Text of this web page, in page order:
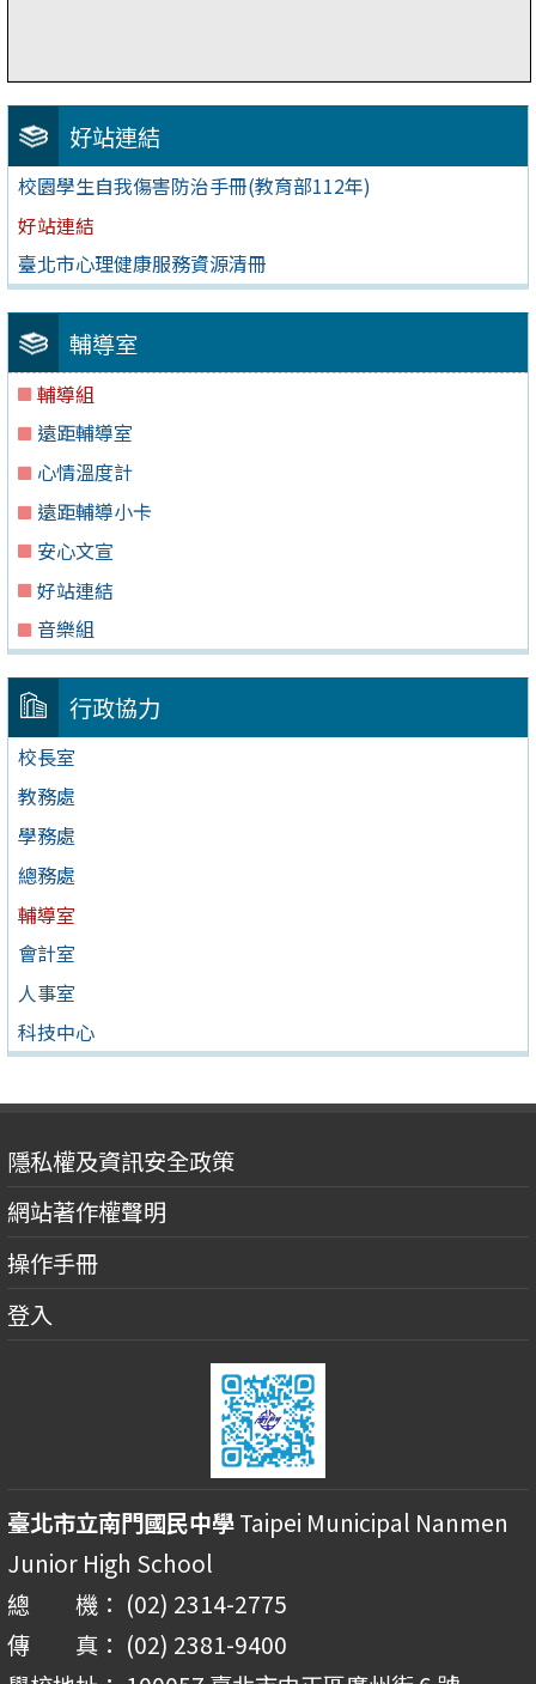
好站連結
校園學生自我傷害防治手冊(教育部112年)
好站連結
臺北市心理健康服務資源清冊
輔導室
輔導組
遠距輔導室
心情溫度計
遠距輔導小卡
安心文宣
好站連結
音樂組
行政協力
校長室
教務處
學務處
總務處
輔導室
會計室
人事室
科技中心
隱私權及資訊安全政策
網站著作權聲明
操作手冊
登入
臺北市立南門國民中學Taipei Municipal Nanmen
Junior High School
總 機： (02) 2314-2775
傳 真： (02) 2381-9400